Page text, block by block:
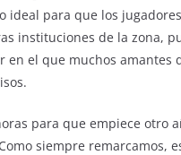
ideal para que los
instituciones de la zona,
en el que muchos
para que empiece otro
siempre remarcamos,